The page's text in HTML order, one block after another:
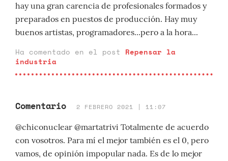
hay una gran carencia de profesionales formados y
preparados en puestos de producción. Hay muy
buenos artistas, programadores...pero a la hora...
Ha comentado en el post Repensar la
industria
Comentario 2 FEBRERO 2021 | 11:07
@chiconuclear @martatrivi Totalmente de acuerdo
con vosotros. Para mí el mejor también es el 0, pero
vamos, de opinión impopular nada. Es de lo mejor